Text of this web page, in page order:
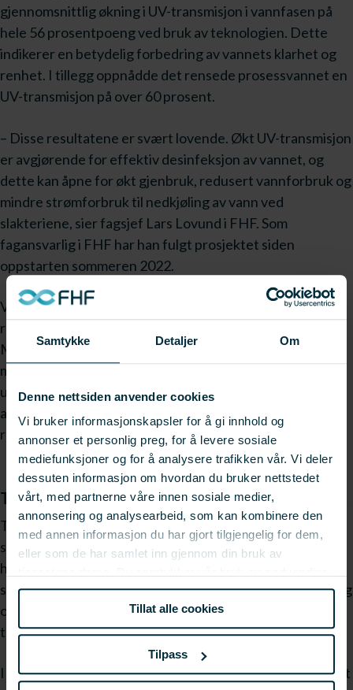
Samtykke Detaljer Om
Denne nettsiden anvender cookies
Vi bruker informasjonskapsler for å gi innhold og
annonser et personlig preg, for å levere sosiale
mediefunksjoner og for å analysere trafikken vår. Vi deler
dessuten informasjon om hvordan du bruker nettstedet
vårt, med partnerne våre innen sosiale medier,
annonsering og analysearbeid, som kan kombinere den
med annen informasjon du har gjort tilgjengelig for dem,
eller som de har samlet inn gjennom din bruk av
informasjonskapsler ved å bruke nettstedet vårt.
Tillat alle cookies
Tilpass
gjennomsnittlig økning i UV-transmisjon i vannfasen på
hele 56 prosentpoeng ved bruk av teknologien. Dette
indikerer en betydelig forbedring av vannets klarhet og
renhet. I tillegg oppnådde det rensede prosessvannet en
UV-transmisjon på over 60 prosent.
– Disse resultatene er svært lovende. Økt UV-transmisjon
er avgjørende for effektiv desinfeksjon av vannet, og
dette kan åpne for økt gjenbruk, redusert vannforbruk og
mindre strømforbruk til nedkjøling av vann ved
slakteriene, sier fagsjef Lars Lovund i FHF. Som
fagansvarlig i FHF har han fulgt prosjektet siden
oppstarten sommeren 2022.
Videre har prosjektet vist at teknologien effektivt
reduserer forurensende stoffer i prosessvannet.
Mengden nitrogen ble redusert med 49 prosent, og
mengden fosfor med 47 prosent. Dette er viktig fordi
utslipp av nitrogen og fosfor kan føre til
algeoppblomstring og forringelse av vannkvaliteten i
resipienter.
Teknologiske løsninger og potensial for gjenbruk
Teknologien baserer seg på bruk av sentrifugering for å
separere partikler og slam fra prosessvannet. Forskerne
har også sammenlignet ulike driftsmetoder for
sentrifugen og funnet at en kombinasjon av sensorstyring
og tidsstyring gir de beste resultatene. Forskerne har
testet teknologien i stor skala og sett lovende resultater.
I et forsøk med gjenbruk av renset vann ble det observert